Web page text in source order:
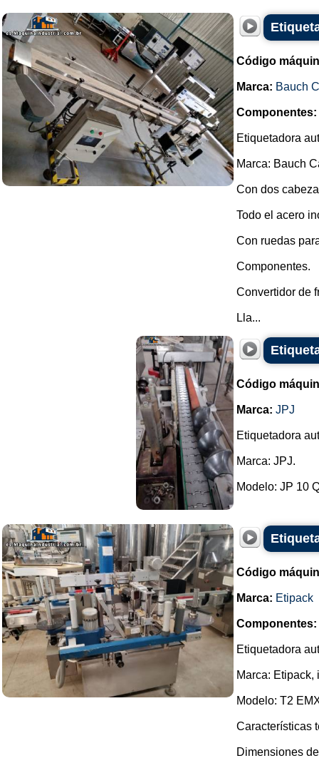
Código
Marca: Bauch
Componentes:
Etiquetadora
Marca: Bauch
Con dos
Todo el acero
Con ruedas
Componentes.
Convertidor de
Lla...
Código
Marca: JPJ
Etiquetadora
Marca: JPJ.
Modelo: JP 10
Código
Marca: Etipack
Componentes:
Etiquetadora
Marca: Etipack,
Modelo: T2
Características
Dimensiones